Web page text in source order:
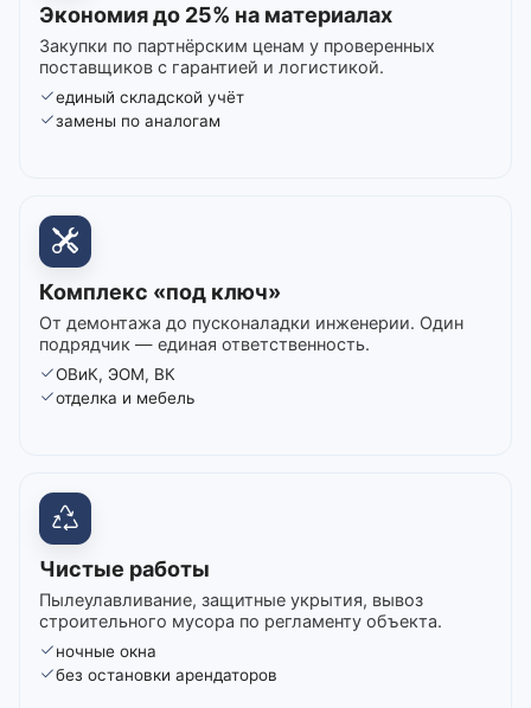
Экономия до 25% на материалах
Закупки по партнёрским ценам у проверенных
поставщиков с гарантией и логистикой.
единый складской учёт
замены по аналогам
Комплекс «под ключ»
От демонтажа до пусконаладки инженерии. Один
подрядчик — единая ответственность.
ОВиК, ЭОМ, ВК
отделка и мебель
Чистые работы
Пылеулавливание, защитные укрытия, вывоз
строительного мусора по регламенту объекта.
ночные окна
без остановки арендаторов